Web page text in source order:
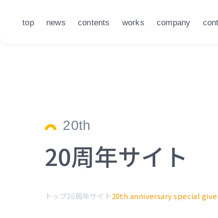
top news contents works company
20th
20周年サイト
トップ20周年サイト20th anniversary special